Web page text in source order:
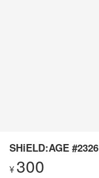
SHiELD:AGE #2326
¥ 300